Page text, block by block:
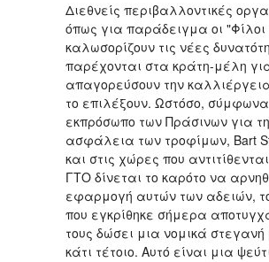
Διεθνείς περιβαλλοντικές
όπως για παράδειγμα οι "Φίλοι
καλωσορίζουν τις νέες
παρέχονται στα κράτη-μέλη
απαγορεύσουν την
το επιλέξουν. Ωστόσο,
εκπρόσωπο των Πράσινων για
ασφάλεια των τροφίμων, Bart
και στις χώρες που
ΓΤΟ δίνεται το καρότο να
εφαρμογή αυτών των αδειών,
που εγκρίθηκε σήμερα
τους δώσει μια νομικά
κάτι τέτοιο. Αυτό είναι μια